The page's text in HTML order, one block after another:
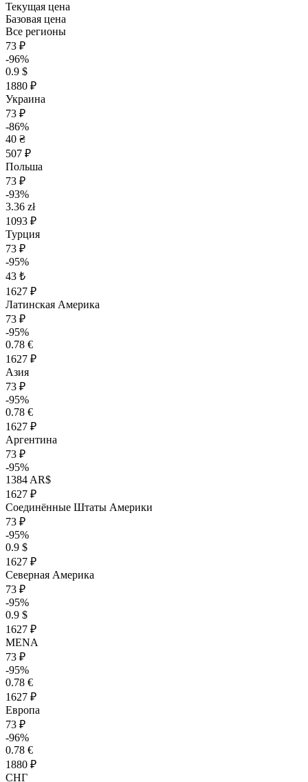
Текущая цена
Базовая цена
Все регионы
73 ₽
-96%
0.9 $
1880 ₽
Украина
73 ₽
-86%
40 ₴
507 ₽
Польша
73 ₽
-93%
3.36 zł
1093 ₽
Турция
73 ₽
-95%
43 ₺
1627 ₽
Латинская Америка
73 ₽
-95%
0.78 €
1627 ₽
Азия
73 ₽
-95%
0.78 €
1627 ₽
Аргентина
73 ₽
-95%
1384 AR$
1627 ₽
Соединённые Штаты Америки
73 ₽
-95%
0.9 $
1627 ₽
Северная Америка
73 ₽
-95%
0.9 $
1627 ₽
MENA
73 ₽
-95%
0.78 €
1627 ₽
Европа
73 ₽
-96%
0.78 €
1880 ₽
СНГ